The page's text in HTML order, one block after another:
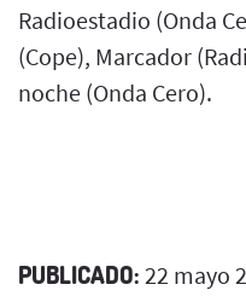
Radioestadio (Onda
(Cope), Marcador
noche (Onda Cero).
PUBLICADO: 22 mayo